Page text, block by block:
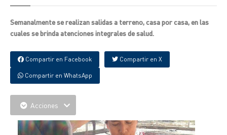
Semanalmente se realizan salidas a terreno, casa por casa, en las
cuales se brinda atenciones integrales de salud.
Compartir en Facebook Compartir en X
Compartir en WhatsApp
Acciones